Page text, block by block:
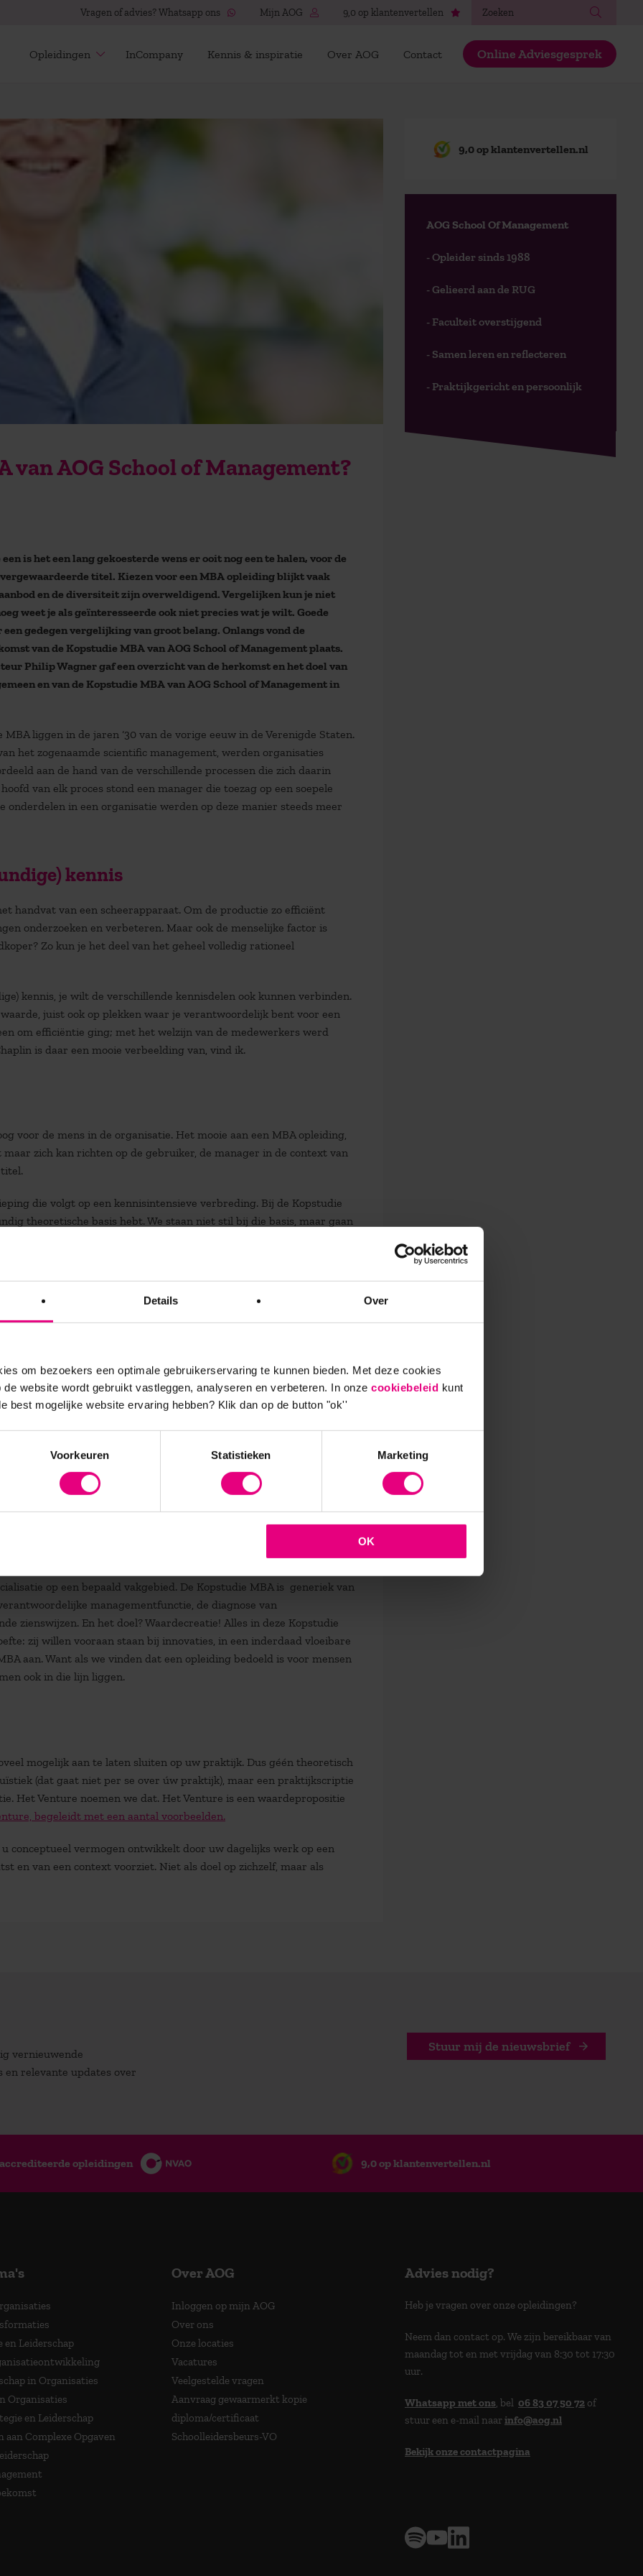
Details Over
om bezoekers een optimale gebruikerservaring te kunnen bieden. Met deze cookies
de website wordt gebruikt vastleggen, analyseren en verbeteren. In onze cookiebeleid kunt
best mogelijke website ervaring hebben? Klik dan op de button "ok''
Voorkeuren Statistieken Marketing
OK
Vragen of advies? Whatsapp ons Mijn AOG 9,0 op klantenvertellen
Opleidingen InCompany Kennis & inspiratie Over AOG Contact Online Adviesgesprek
van AOG School of Management?
een is het een lang gekoesterde wens er ooit nog een te halen, voor de
titel. Kiezen voor een MBA opleiding blijkt vaak
en de diversiteit zijn overweldigend. Vergelijken kun je niet
weet je als geïnteresseerde ook niet precies wat je wilt. Goede
gedegen vergelijking van groot belang. Onlangs vond de
van de Kopstudie MBA van AOG School of Management plaats.
Philip Wagner gaf een overzicht van de herkomst en het doel van
en van de Kopstudie MBA van AOG School of Management in
MBA liggen in de jaren ‘30 van de vorige eeuw in de Verenigde Staten.
het zogenaamde scientific management, werden organisaties
aan de hand van de verschillende processen die zich daarin
van elk proces stond een manager die toezag op een soepele
onderdelen in een organisatie werden op deze manier steeds meer
kennis
handvat van een scheerapparaat. Om de productie zo efficiënt
onderzoeken en verbeteren. Maar ook de menselijke factor is
Zo kun je het deel van het geheel volledig rationeel
kennis, je wilt de verschillende kennisdelen ook kunnen verbinden.
juist ook op plekken waar je verantwoordelijk bent voor een
om efficiëntie ging; met het welzijn van de medewerkers werd
is daar een mooie verbeelding van, vind ik.
voor de mens in de organisatie. Het mooie aan een MBA opleiding,
zich kan richten op de gebruiker, de manager in de context van
die volgt op een kennisintensieve verbreding. Bij de Kopstudie
theoretische basis hebt. We staan niet stil bij die basis, maar gaan
zin van het woord. In de Kopstudie MBA verwelkomen we
Het gaat immers niet om een gedeeld specialisme, maar
op de besturing van een organisatie of afdeling. Diegene die
gaan?
Juist als je als organisatie veel mogelijkheden hebt, is het lastig
overwegen. De maatschappij is, misschien anders dan in 1930, niet
vast. De tijden zijn vloeibaar, zoals de onlangs overleden
u in de dagelijkse praktijk wat minder stil bij dit soort
is het wel degelijk relevant. Dit is verbindende
juist niet één grote inleiding van inhoudelijk (bedrijfskundige)
kant wordt gekoppeld aan de praktijk van de leidinggevende. Zo
op een bepaald vakgebied. De Kopstudie MBA is generiek van
managementfunctie, de diagnose van
zienswijzen. En het doel? Waardecreatie! Alles in deze Kopstudie
zij willen vooraan staan bij innovaties, in een inderdaad vloeibare
aan. Want als we vinden dat een opleiding bedoeld is voor mensen
ook in die lijn liggen.
mogelijk aan te laten sluiten op uw praktijk. Dus géén theoretisch
(dat gaat niet per se over úw praktijk), maar een praktijkscriptie
Het Venture noemen we dat. Het Venture is een waardepropositie
begeleidt met een aantal voorbeelden.
conceptueel vermogen ontwikkelt door uw dagelijks werk op een
en van een context voorziet. Niet als doel op zichzelf, maar als
9,0 op klantenvertellen.nl
AOG School Of Management
- Opleider sinds 1988
- Gelieerd aan de RUG
- Faculteit overstijgend
- Samen leren en reflecteren
- Praktijkgericht en persoonlijk
vernieuwende
en relevante updates over
Stuur mij de nieuwsbrief
opleidingen 9,0 op klantenvertellen.nl
en Leiderschap
in Organisaties
Organisaties
en Leiderschap
aan Complexe Opgaven
Over AOG
Inloggen op mijn AOG
Over ons
Onze locaties
Vacatures
Veelgestelde vragen
Aanvraag gewaarmerkt kopie
diploma/certificaat
Schoolleidersbeurs-VO
Advies nodig?
Heb je vragen over onze opleidingen?
Neem dan contact op. We zijn bereikbaar van
maandag tot en met vrijdag van 8:30 tot 17:30
uur.
Whatsapp met ons, bel 06 83 07 50 72 of
stuur een e-mail naarinfo@aog.nl
Bekijk onze contactpagina